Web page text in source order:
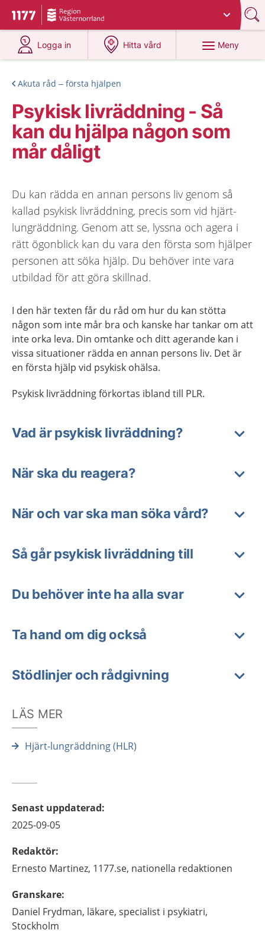
Till startsidan för 1177
Du har valt region
Logga in
på 1177.se
Hitta vård
på 1177.se
Meny
Akuta råd – första hjälpen
Psykisk livräddning - Så
kan du hjälpa någon som
mår dåligt
Du kan rädda en annan persons liv genom så
kallad psykisk livräddning, precis som vid hjärt-
lungräddning. Genom att se, lyssna och agera i
rätt ögonblick kan du vara den första som hjälper
personen att söka hjälp. Du behöver inte vara
utbildad för att göra skillnad.
I den här texten får du råd om hur du kan stötta
någon som inte mår bra och kanske har tankar om att
inte orka leva. Din omtanke och ditt agerande kan i
vissa situationer rädda en annan persons liv. Det är
en första hjälp vid psykisk ohälsa.
Psykisk livräddning förkortas ibland till PLR.
Vad är psykisk livräddning?
När ska du reagera?
När och var ska man söka vård?
Så går psykisk livräddning till
Du behöver inte ha alla svar
Ta hand om dig också
Stödlinjer och rådgivning
LÄS MER
Hjärt-lungräddning (HLR)
Senast uppdaterad:
2025-09-05
Redaktör:
Ernesto Martinez, 1177.se, nationella redaktionen
Granskare:
Daniel Frydman, läkare, specialist i psykiatri,
Stockholm